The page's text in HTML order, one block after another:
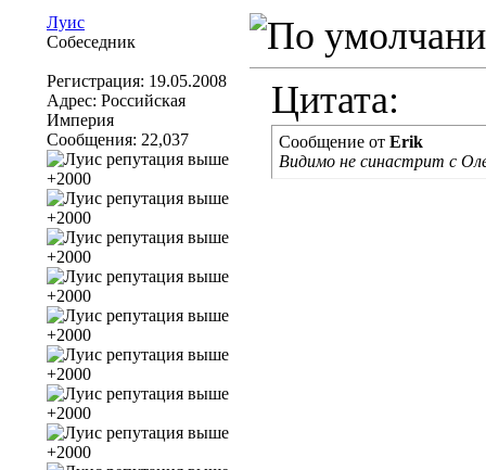
Луис
Собеседник
Регистрация: 19.05.2008
Адрес: Российская
Империя
Сообщения: 22,037
Цитата:
Сообщение от Erik
Видимо не синастрит с